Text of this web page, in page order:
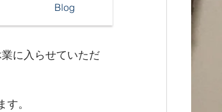
に入らせていただ
。
Blog